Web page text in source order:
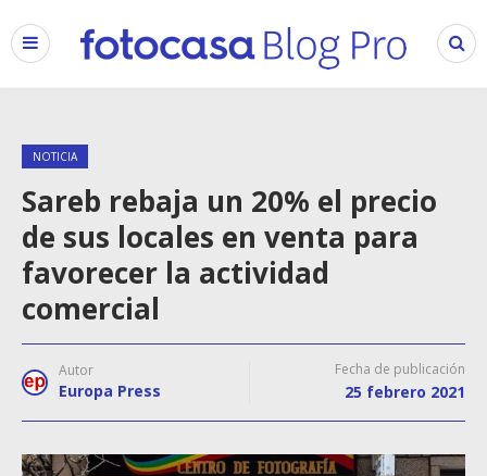
NOTICIA
Sareb rebaja un 20% el precio
de sus locales en venta para
favorecer la actividad
comercial
Autor
Europa Press
Fecha de publicación
25 febrero 2021